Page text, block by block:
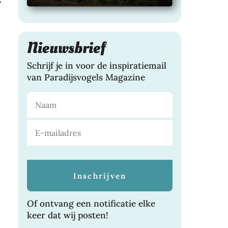
Nieuwsbrief
Schrijf je in voor de inspiratiemail
van Paradijsvogels Magazine
Of ontvang een notificatie elke
keer dat wij posten!